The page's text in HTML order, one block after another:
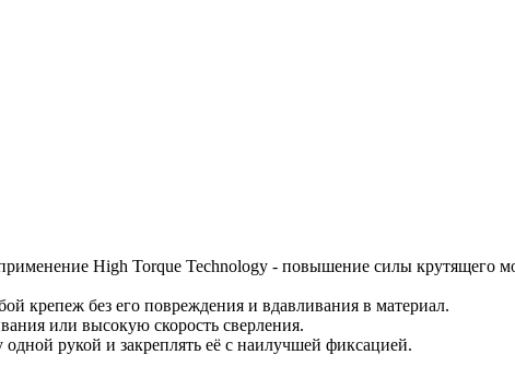
High Torque Technology - повышение силы крутящего
крепеж без его повреждения и вдавливания в материал.
или высокую скорость сверления.
рукой и закреплять её с наилучшей фиксацией.